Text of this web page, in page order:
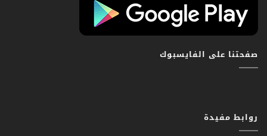
صفحتنا على الفايسبوك
روابط مفيدة